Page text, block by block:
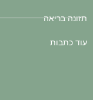
תזונה בריאה
עוד כתבות